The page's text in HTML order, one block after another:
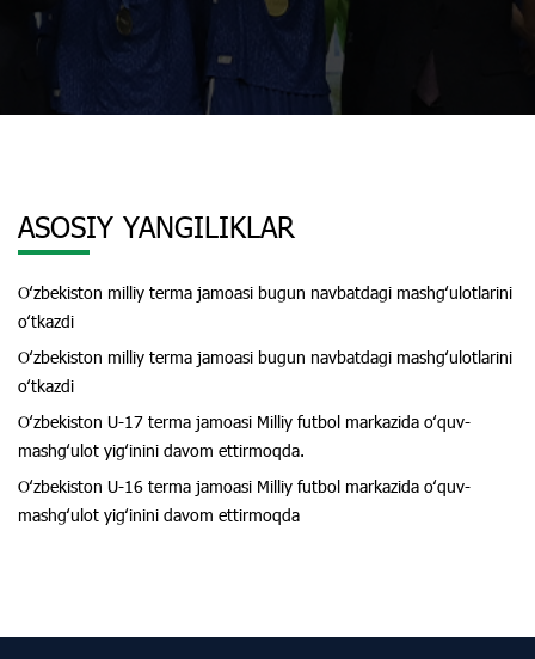
ASOSIY YANGILIKLAR
Oʻzbekiston milliy terma jamoasi bugun navbatdagi mashgʻulotlarini
oʻtkazdi
Oʻzbekiston milliy terma jamoasi bugun navbatdagi mashgʻulotlarini
oʻtkazdi
Oʻzbekiston U-17 terma jamoasi Milliy futbol markazida oʻquv-
mashgʻulot yigʻinini davom ettirmoqda.
Oʻzbekiston U-16 terma jamoasi Milliy futbol markazida oʻquv-
mashgʻulot yigʻinini davom ettirmoqda